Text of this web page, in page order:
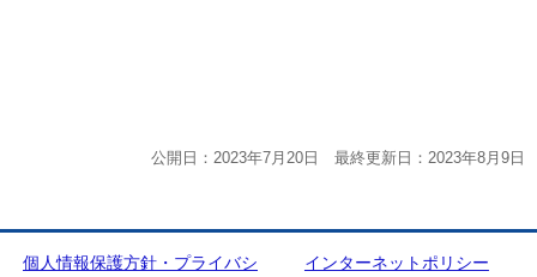
公開日：2023年7月20日 最終更新日：2023年8月9日
個人情報保護方針・プライバシ
インターネットポリシー